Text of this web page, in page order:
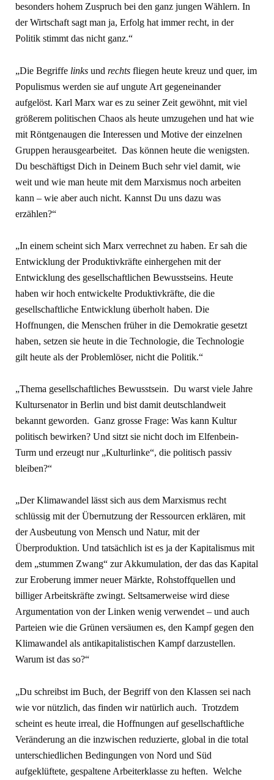
besonders hohem Zuspruch bei den ganz jungen Wählern. In
der Wirtschaft sagt man ja, Erfolg hat immer recht, in der
Politik stimmt das nicht ganz.“
„Die Begriffe links undrechts fliegen heute kreuz und quer, im
Populismus werden sie auf ungute Art gegeneinander
aufgelöst. Karl Marx war es zu seiner Zeit gewöhnt, mit viel
größerem politischen Chaos als heute umzugehen und hat wie
mit Röntgenaugen die Interessen und Motive der einzelnen
Gruppen herausgearbeitet. Das können heute die wenigsten.
Du beschäftigst Dich in Deinem Buch sehr viel damit, wie
weit und wie man heute mit dem Marxismus noch arbeiten
kann – wie aber auch nicht. Kannst Du uns dazu was
erzählen?“
„In einem scheint sich Marx verrechnet zu haben. Er sah die
Entwicklung der Produktivkräfte einhergehen mit der
Entwicklung des gesellschaftlichen Bewusstseins. Heute
haben wir hoch entwickelte Produktivkräfte, die die
gesellschaftliche Entwicklung überholt haben. Die
Hoffnungen, die Menschen früher in die Demokratie gesetzt
haben, setzen sie heute in die Technologie, die Technologie
gilt heute als der Problemlöser, nicht die Politik.“
„Thema gesellschaftliches Bewusstsein. Du warst viele Jahre
Kultursenator in Berlin und bist damit deutschlandweit
bekannt geworden. Ganz grosse Frage: Was kann Kultur
politisch bewirken? Und sitzt sie nicht doch im Elfenbein-
Turm und erzeugt nur „Kulturlinke“, die politisch passiv
bleiben?“
„Der Klimawandel lässt sich aus dem Marxismus recht
schlüssig mit der Übernutzung der Ressourcen erklären, mit
der Ausbeutung von Mensch und Natur, mit der
Überproduktion. Und tatsächlich ist es ja der Kapitalismus mit
dem „stummen Zwang“ zur Akkumulation, der das das Kapital
zur Eroberung immer neuer Märkte, Rohstoffquellen und
billiger Arbeitskräfte zwingt. Seltsamerweise wird diese
Argumentation von der Linken wenig verwendet – und auch
Parteien wie die Grünen versäumen es, den Kampf gegen den
Klimawandel als antikapitalistischen Kampf darzustellen.
Warum ist das so?“
„Du schreibst im Buch, der Begriff von den Klassen sei nach
wie vor nützlich, das finden wir natürlich auch. Trotzdem
scheint es heute irreal, die Hoffnungen auf gesellschaftliche
Veränderung an die inzwischen reduzierte, global in die total
unterschiedlichen Bedingungen von Nord und Süd
aufgeklüftete, gespaltene Arbeiterklasse zu heften. Welche